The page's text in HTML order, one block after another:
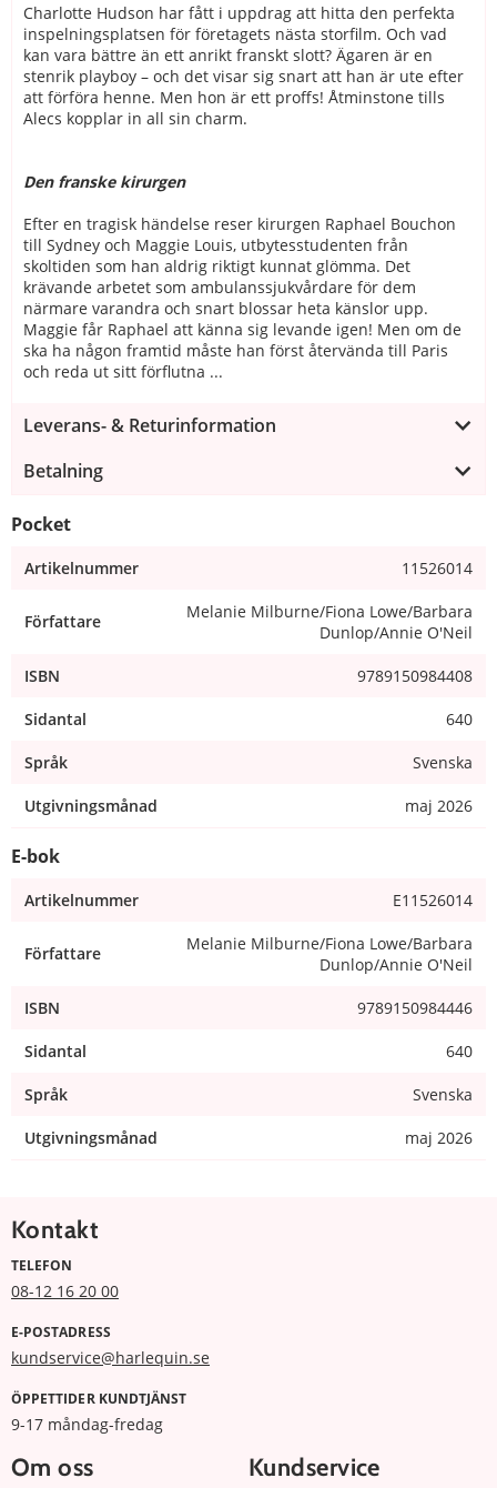
Charlotte Hudson har fått i uppdrag att hitta den perfekta
inspelningsplatsen för företagets nästa storfilm. Och vad
kan vara bättre än ett anrikt franskt slott? Ägaren är en
stenrik playboy – och det visar sig snart att han är ute efter
att förföra henne. Men hon är ett proffs! Åtminstone tills
Alecs kopplar in all sin charm.
Den franske kirurgen
Efter en tragisk händelse reser kirurgen Raphael Bouchon
till Sydney och Maggie Louis, utbytesstudenten från
skoltiden som han aldrig riktigt kunnat glömma. Det
krävande arbetet som ambulanssjukvårdare för dem
närmare varandra och snart blossar heta känslor upp.
Maggie får Raphael att känna sig levande igen! Men om de
ska ha någon framtid måste han först återvända till Paris
och reda ut sitt förflutna ...
Leverans- & Returinformation
Betalning
Pocket
Artikelnummer 11526014
Författare
Melanie Milburne/Fiona Lowe/Barbara
Dunlop/Annie O'Neil
ISBN 9789150984408
Sidantal 640
Språk Svenska
Utgivningsmånad maj 2026
E-bok
Artikelnummer E11526014
Författare
Melanie Milburne/Fiona Lowe/Barbara
Dunlop/Annie O'Neil
ISBN 9789150984446
Sidantal 640
Språk Svenska
Utgivningsmånad maj 2026
Kontakt
TELEFON
08-12 16 20 00
E-POSTADRESS
kundservice@harlequin.se
ÖPPETTIDER KUNDTJÄNST
9-17 måndag-fredag
Om oss Kundservice